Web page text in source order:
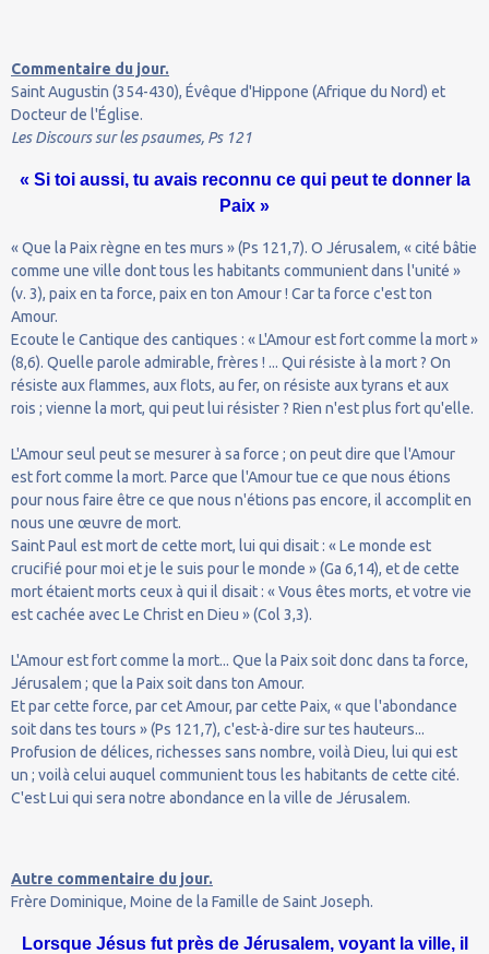
Commentaire du jour.
Saint Augustin (354-430), Évêque d'Hippone (Afrique du Nord) et
Docteur de l'Église.
Les Discours sur les psaumes, Ps 121
« Si toi aussi, tu avais reconnu ce qui peut te donner la
Paix »
« Que la Paix règne en tes murs » (Ps 121,7). O Jérusalem, « cité bâtie
comme une ville dont tous les habitants communient dans l'unité »
(v. 3), paix en ta force, paix en ton Amour ! Car ta force c'est ton
Amour.
Ecoute le Cantique des cantiques : « L'Amour est fort comme la mort »
(8,6). Quelle parole admirable, frères ! ... Qui résiste à la mort ? On
résiste aux flammes, aux flots, au fer, on résiste aux tyrans et aux
rois ; vienne la mort, qui peut lui résister ? Rien n'est plus fort qu'elle.
L'Amour seul peut se mesurer à sa force ; on peut dire que l'Amour
est fort comme la mort. Parce que l'Amour tue ce que nous étions
pour nous faire être ce que nous n'étions pas encore, il accomplit en
nous une œuvre de mort.
Saint Paul est mort de cette mort, lui qui disait : « Le monde est
crucifié pour moi et je le suis pour le monde » (Ga 6,14), et de cette
mort étaient morts ceux à qui il disait : « Vous êtes morts, et votre vie
est cachée avec Le Christ en Dieu » (Col 3,3).
L'Amour est fort comme la mort... Que la Paix soit donc dans ta force,
Jérusalem ; que la Paix soit dans ton Amour.
Et par cette force, par cet Amour, par cette Paix, « que l'abondance
soit dans tes tours » (Ps 121,7), c'est-à-dire sur tes hauteurs...
Profusion de délices, richesses sans nombre, voilà Dieu, lui qui est
un ; voilà celui auquel communient tous les habitants de cette cité.
C'est Lui qui sera notre abondance en la ville de Jérusalem.
Autre commentaire du jour.
Frère Dominique, Moine de la Famille de Saint Joseph.
Lorsque Jésus fut près de Jérusalem, voyant la ville, il